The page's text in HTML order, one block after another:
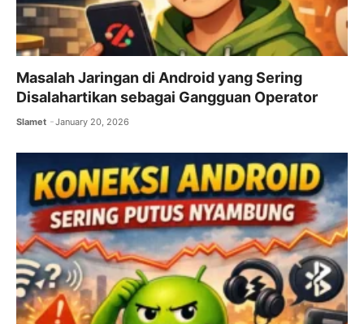
Masalah Jaringan di Android yang Sering
Disalahartikan sebagai Gangguan Operator
Slamet January 20, 2026